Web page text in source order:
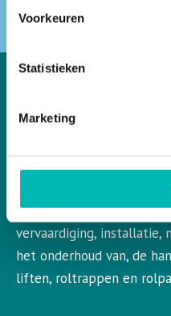
Voorkeuren
Statistieken
Marketing
VLR is de Nederlandse
roltrappen. VLR
bedrijfstak en
vervaardiging, installatie,
het onderhoud van, de
liften, roltrappen en